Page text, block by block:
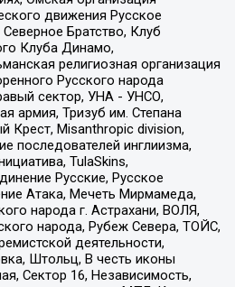
движения Русское
Братство, Клуб
Клуба Динамо,
религиозная организация
Русского народа
сектор, УНА - УНСО,
армия, Тризуб им. Степана
Крест, Misanthropic division,
последователей инглиизма,
TulaSkins,
Русские, Русское
Атака, Мечеть Мирмамеда,
народа г. Астрахани, ВОЛЯ,
народа, Рубеж Севера, ТОЙС,
деятельности,
Штольц, В честь иконы
Сектор 16, Независимость,